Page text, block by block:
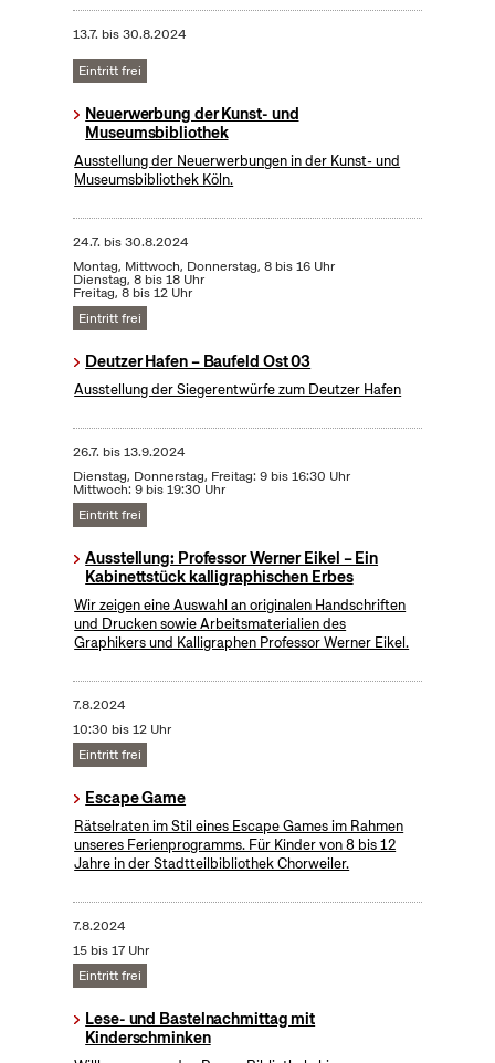
13.7. bis30.8.2024
Eintritt frei
Neuerwerbung der Kunst- und
Museumsbibliothek
Ausstellung der Neuerwerbungen in der Kunst- und
Museumsbibliothek Köln.
24.7. bis30.8.2024
Montag, Mittwoch, Donnerstag, 8 bis 16 Uhr
Dienstag, 8 bis 18 Uhr
Freitag, 8 bis 12 Uhr
Eintritt frei
Deutzer Hafen – Baufeld Ost 03
Ausstellung der Siegerentwürfe zum Deutzer Hafen
26.7. bis13.9.2024
Dienstag, Donnerstag, Freitag: 9 bis 16:30 Uhr
Mittwoch: 9 bis 19:30 Uhr
Eintritt frei
Ausstellung: Professor Werner Eikel – Ein
Kabinettstück kalligraphischen Erbes
Wir zeigen eine Auswahl an originalen Handschriften
und Drucken sowie Arbeitsmaterialien des
Graphikers und Kalligraphen Professor Werner Eikel.
7.8.2024
10:30 bis 12 Uhr
Eintritt frei
Escape Game
Rätselraten im Stil eines Escape Games im Rahmen
unseres Ferienprogramms. Für Kinder von 8 bis 12
Jahre in der Stadtteilbibliothek Chorweiler.
7.8.2024
15 bis 17 Uhr
Eintritt frei
Lese- und Bastelnachmittag mit
Kinderschminken